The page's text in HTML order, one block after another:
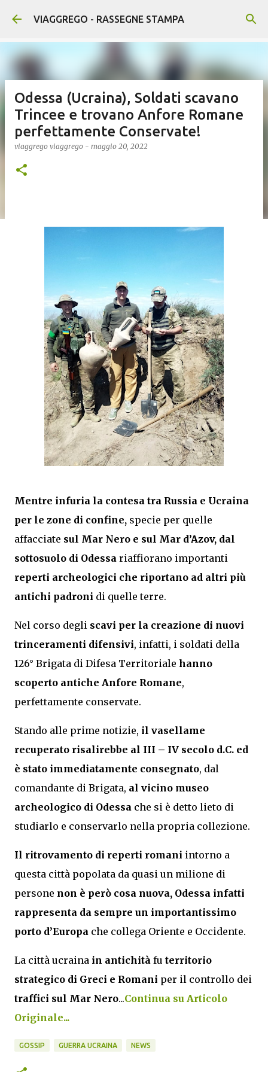
Passa ai contenuti principali
VIAGGREGO - RASSEGNE STAMPA
Odessa (Ucraina), Soldati scavano
Trincee e trovano Anfore Romane
perfettamente Conservate!
viaggrego viaggrego - maggio 20, 2022
Mentre infuria la contesa tra Russia e Ucraina
per le zone di confine, specie per quelle
affacciate sul Mar Nero e sul Mar d’Azov, dal
sottosuolo di Odessa riaffiorano importanti
reperti archeologici che riportano ad altri più
antichi padroni di quelle terre.
Nel corso degli scavi per la creazione di nuovi
trinceramenti difensivi, infatti, i soldati della
126° Brigata di Difesa Territoriale hanno
scoperto antiche Anfore Romane,
perfettamente conservate.
Stando alle prime notizie, il vasellame
recuperato risalirebbe al III – IV secolo d.C. ed
è stato immediatamente consegnato, dal
comandante di Brigata, al vicino museo
archeologico di Odessa che si è detto lieto di
studiarlo e conservarlo nella propria collezione.
Il ritrovamento di reperti romani intorno a
questa città popolata da quasi un milione di
persone non è però cosa nuova, Odessa infatti
rappresenta da sempre un importantissimo
porto d’Europa che collega Oriente e Occidente.
La città ucraina in antichità fu territorio
strategico di Greci e Romani per il controllo dei
traffici sul Mar Nero...Continua su Articolo
Originale...
GOSSIP GUERRA UCRAINA NEWS